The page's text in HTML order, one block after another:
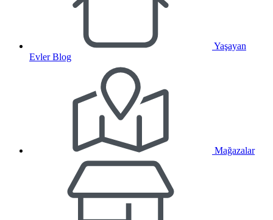
Yaşayan
Evler Blog
Mağazalar